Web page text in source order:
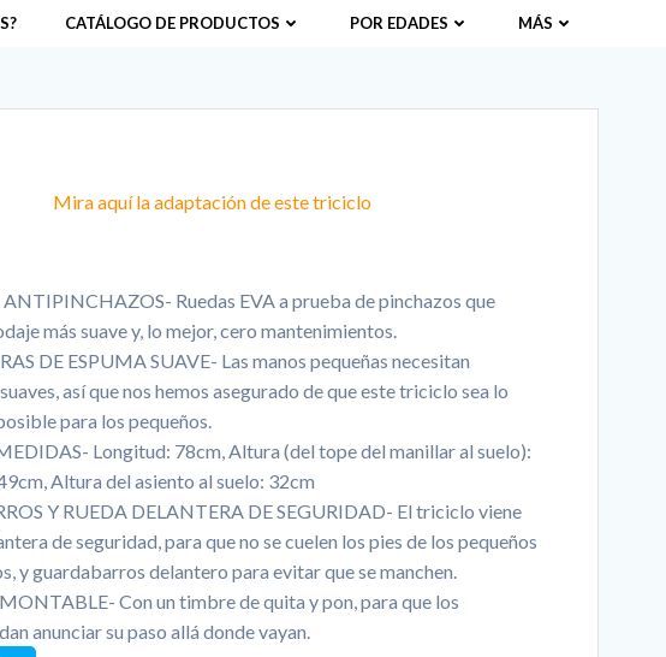
CATÁLOGO DE PRODUCTOS POR EDADES MÁS
Mira aquí la adaptación de este triciclo
ANTIPINCHAZOS- Ruedas EVA a prueba de pinchazos que
más suave y, lo mejor, cero mantenimientos.
DE ESPUMA SUAVE- Las manos pequeñas necesitan
así que nos hemos asegurado de que este triciclo sea lo
para los pequeños.
Longitud: 78cm, Altura (del tope del manillar al suelo):
Altura del asiento al suelo: 32cm
Y RUEDA DELANTERA DE SEGURIDAD- El triciclo viene
de seguridad, para que no se cuelen los pies de los pequeños
y guardabarros delantero para evitar que se manchen.
Con un timbre de quita y pon, para que los
anunciar su paso allá donde vayan.